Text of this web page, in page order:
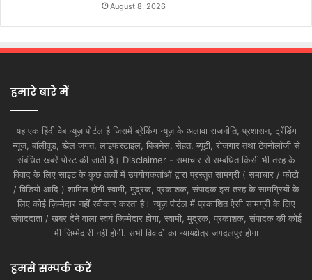
August 8, 2026
हमारे बारे में
यह एक हिंदी वेब न्यूज़ पोर्टल है जिसमें ब्रेकिंग न्यूज़ के अलावा राजनीति, प्रशासन, ट्रेंडिंग
न्यूज, बॉलीवुड, खेल जगत, लाइफस्टाइल, बिजनेस, सेहत, ब्यूटी, रोजगार तथा टेक्नोलॉजी से
संबंधित खबरें पोस्ट की जाती है। Disclaimer - समाचार से सम्बंधित किसी भी तरह के
विवाद के लिए साइट के कुछ तत्वों में उपयोगकर्ताओं द्वारा प्रस्तुत सामग्री ( समाचार / फोटो
/ विडियो आदि ) शामिल होगी स्वामी, मुद्रक, प्रकाशक, संपादक इस तरह के सामग्रियों के
लिए कोई ज़िम्मेदार नहीं स्वीकार करता है। न्यूज़ पोर्टल में प्रकाशित ऐसी सामग्री के लिए
संवाददाता / खबर देने वाला स्वयं जिम्मेदार होगा, स्वामी, मुद्रक, प्रकाशक, संपादक की कोई
भी जिम्मेदारी नहीं होगी. सभी विवादों का न्यायक्षेत्र जगदलपुर होगा
हमसे सम्पर्क करें